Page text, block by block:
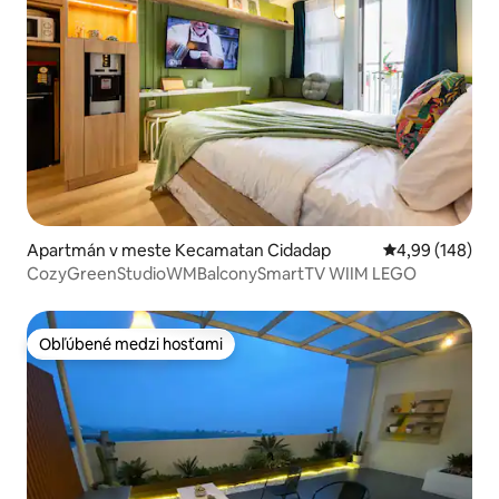
Apartmán v meste Kecamatan Cidadap Priemerné
4,99 (148)
CozyGreenStudioWMBalconySmartTV WIIM LEGO
Obľúbené medzi hosťami
Obľúbené medzi hosťami